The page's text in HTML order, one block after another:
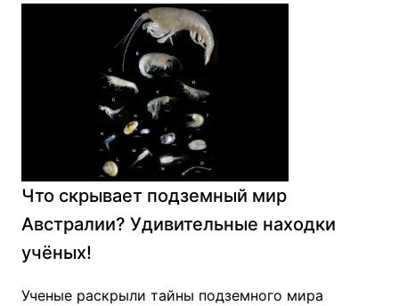
Что скрывает подземный мир
Австралии? Удивительные находки
учёных!
Ученые раскрыли тайны подземного мира